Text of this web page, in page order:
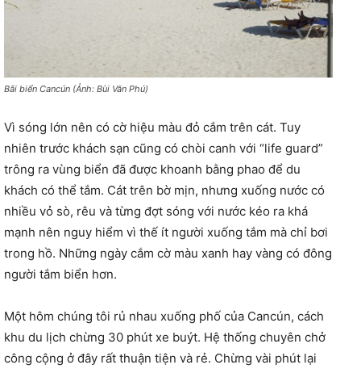
Bãi biển Cancún (Ảnh: Bùi Văn Phú)
Vì sóng lớn nên có cờ hiệu màu đỏ cắm trên cát. Tuy
nhiên trước khách sạn cũng có chòi canh với “life guard”
trông ra vùng biển đã được khoanh bằng phao để du
khách có thể tắm. Cát trên bờ mịn, nhưng xuống nước có
nhiều vỏ sò, rêu và từng đợt sóng với nước kéo ra khá
mạnh nên nguy hiểm vì thế ít người xuống tắm mà chỉ bơi
trong hồ. Những ngày cắm cờ màu xanh hay vàng có đông
người tắm biển hơn.
Một hôm chúng tôi rủ nhau xuống phố của Cancún, cách
khu du lịch chừng 30 phút xe buýt. Hệ thống chuyên chở
công cộng ở đây rất thuận tiện và rẻ. Chừng vài phút lại